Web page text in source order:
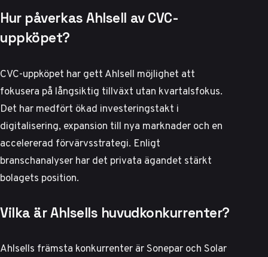
Hur påverkas Ahlsell av CVC-
uppköpet?
CVC-uppköpet har gett Ahlsell möjlighet att
fokusera på långsiktig tillväxt utan kvartalsfokus.
Det har medfört ökad investeringstakt i
digitalisering, expansion till nya marknader och en
accelererad förvärvsstrategi. Enligt
branschanalyserhar det privata ägandet stärkt
bolagets position.
Vilka är Ahlsells huvudkonkurrenter?
Ahlsells främsta konkurrenter är Sonepar och Solar